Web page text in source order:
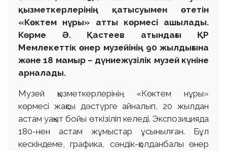
қызметкерлерінің қатысуымен өтетін
«Көктем нұры» атты көрмесі ашылады.
Көрме Ә. Қастеев атындағы ҚР
Мемлекеттік өнер музейінің 90 жылдығына
және 18 мамыр – дүниежүзілік музей күніне
арналады.
Музей қызметкерлерінің «Көктем нұры»
көрмесі жақсы дәстүрге айналып, 20 жылдан
астам уақыт бойы өткізіліп келеді. Экспозицияда
180-нен астам жұмыстар ұсынылған. Бұл
кескіндеме, графика, сәндік-қолданбалы өнер